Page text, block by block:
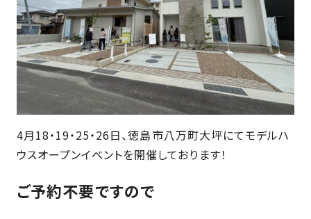
専
属
大
工・
社
工
期
優
エ
ク
ス
テ
リ
近
く
建
ウ
ス
は
お
か
モ
ル
客
様
の
お
お
4月18・19・25・26日、徳島市八万町大坪にてモデルハ
ウスオープンイベントを開催しております！
ご予約不要ですので